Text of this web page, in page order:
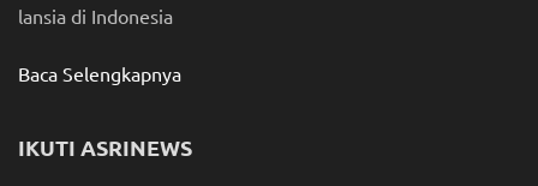
lansia di Indonesia
Baca Selengkapnya
IKUTI ASRINEWS